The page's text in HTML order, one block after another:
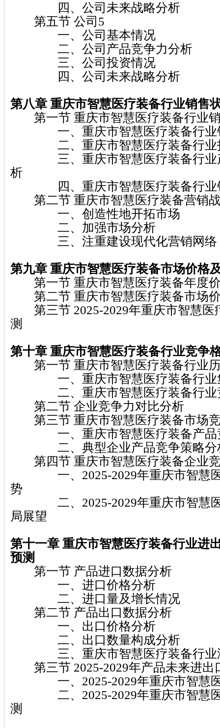
四、公司未来战略分析
第五节 公司5
一、公司基本情况
二、公司产品竞争力分析
三、公司投资情况
四、公司未来战略分析
第八章 重庆市智慧医疗装备行业销售
第一节 重庆市智慧医疗装备行业
一、重庆市智慧医疗装备行业
二、重庆市智慧医疗装备行业
三、重庆市智慧医疗装备行业
析
四、重庆市智慧医疗装备行业
第二节 重庆市智慧医疗装备营销
一、创造性地开拓市场
二、加强市场分析
三、注重建设现代化营销网络
第九章 重庆市智慧医疗装备市场价格
第一节 重庆市智慧医疗装备年度
第二节 重庆市智慧医疗装备市场
第三节 2025-2029年重庆市智慧医
测
第十章 重庆市智慧医疗装备行业竞争
第一节 重庆市智慧医疗装备行业
一、重庆市智慧医疗装备行业
二、重庆市智慧医疗装备行业
第二节 企业竞争力对比分析
第三节 重庆市智慧医疗装备市场
一、重庆市智慧医疗装备产品
二、典型企业产品竞争策略分
第四节 重庆市智慧医疗装备企业
一、2025-2029年重庆市智慧医
势
二、2025-2029年重庆市智慧医
局展望
第十一章 重庆市智慧医疗装备行业进
预测
第一节 产品进口数据分析
一、进口价格分析
二、进口量及增长情况
第二节 产品出口数据分析
一、出口价格分析
二、出口数量构成分析
三、重庆市智慧医疗装备行业
第三节 2025-2029年产品未来进出
一、2025-2029年重庆市智慧医
二、2025-2029年重庆市智慧医
测